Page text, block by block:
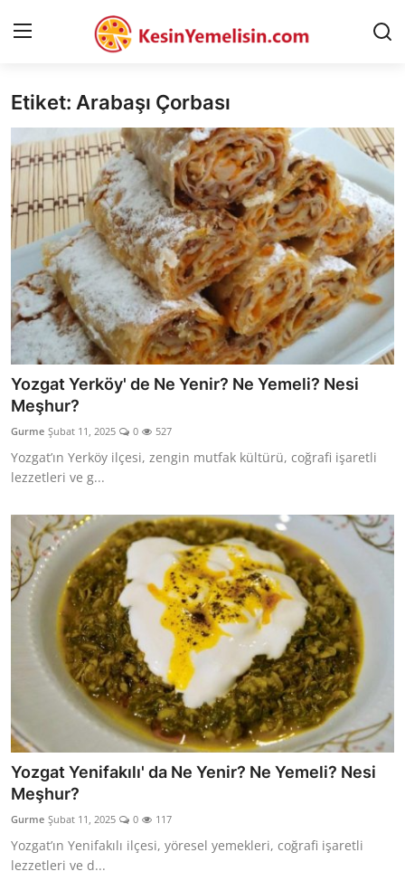
AnaSayfa
Gizlilik Sözleşmesi
Rüya Tabirleri
Diyet & Sağlıklı Beslenme
İletişim
Şehirler
Helal Gıda & Dini Hükümler
Gıda Güvenliği & Bilimi
Kalori & Diyet Rehberi
Mutfak Püf Noktaları & İpuçları
Mekan & Lezzet Rotaları
Temel Gıda ve Ürün Rehberleri
İçecek Kültürü & Barista
Yöresel Tarifler & Ev Yemekleri
Gıda Güvenliği & Sağlık
İçecek Kültürü & Rehberleri
Popüler Kültür & Mutfak Tarihi
Mutfak Temizliği & Pratik Bilgiler
Anne & Bebek Beslenmesi
Mutfak Sırları & Teknikler
Etiket: Arabaşı Çorbası
Yozgat Yerköy' de Ne Yenir? Ne Yemeli? Nesi
Meşhur?
Gurme Şubat 11, 2025 0 527
Yozgat’ın Yerköy ilçesi, zengin mutfak kültürü, coğrafi işaretli
lezzetleri ve g...
Yozgat Yenifakılı' da Ne Yenir? Ne Yemeli? Nesi
Meşhur?
Gurme Şubat 11, 2025 0 117
Yozgat’ın Yenifakılı ilçesi, yöresel yemekleri, coğrafi işaretli
lezzetleri ve d...